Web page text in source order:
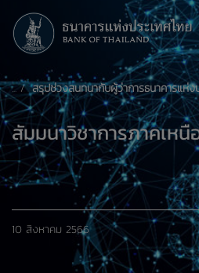
สัมมนาวิชาการภาคเห
10 สิงหาคม 2566